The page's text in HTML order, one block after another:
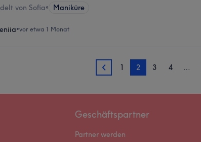
von Sofia• Maniküre
•vor etwa 1 Monat
1 1 2 3 4 …
Geschäftspartner
Partner werden